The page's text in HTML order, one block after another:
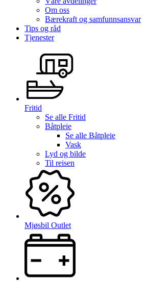
Om oss
Bærekraft og samfunnsansvar
Tips og råd
Tjenester
Fritid
Se alle Fritid
Båtpleie
Se alle Båtpleie
Vask
Lyd og bilde
Til reisen
Mjøsbil Outlet